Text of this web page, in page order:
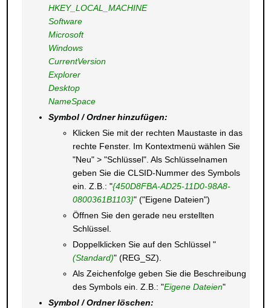
HKEY_LOCAL_MACHINE
Software
Microsoft
Windows
CurrentVersion
Explorer
Desktop
NameSpace
Symbol / Ordner hinzufügen:
Klicken Sie mit der rechten Maustaste in das
rechte Fenster. Im Kontextmenü wählen Sie
"Neu" > "Schlüssel". Als Schlüsselnamen
geben Sie die CLSID-Nummer des Symbols
ein. Z.B.: "{450D8FBA-AD25-11D0-98A8-
0800361B1103}" ("Eigene Dateien")
Öffnen Sie den gerade neu erstellten
Schlüssel.
Doppelklicken Sie auf den Schlüssel "
(Standard)" (REG_SZ).
Als Zeichenfolge geben Sie die Beschreibung
des Symbols ein. Z.B.: "Eigene Dateien"
Symbol / Ordner löschen: